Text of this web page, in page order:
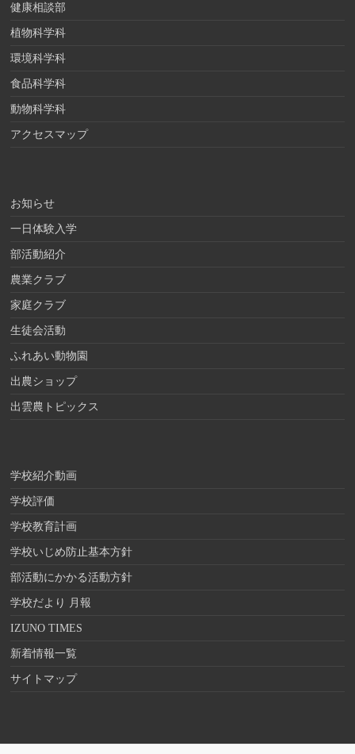
健康相談部
植物科学科
環境科学科
食品科学科
動物科学科
アクセスマップ
お知らせ
一日体験入学
部活動紹介
農業クラブ
家庭クラブ
生徒会活動
ふれあい動物園
出農ショップ
出雲農トピックス
学校紹介動画
学校評価
学校教育計画
学校いじめ防止基本方針
部活動にかかる活動方針
学校だより 月報
IZUNO TIMES
新着情報一覧
サイトマップ